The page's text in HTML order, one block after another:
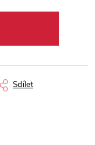
Sdílet